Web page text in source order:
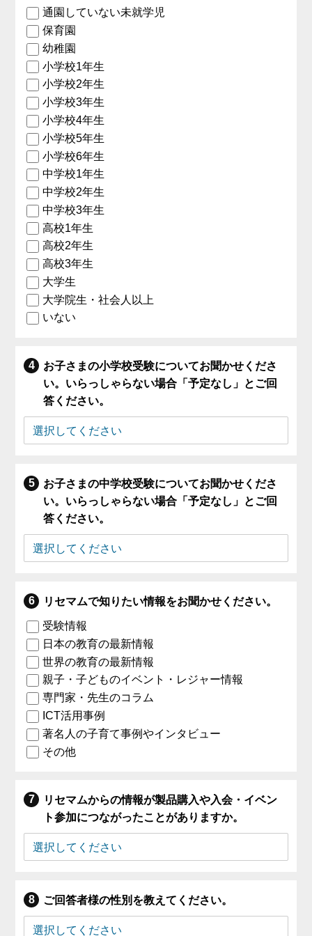
通園していない未就学児
保育園
幼稚園
小学校1年生
小学校2年生
小学校3年生
小学校4年生
小学校5年生
小学校6年生
中学校1年生
中学校2年生
中学校3年生
高校1年生
高校2年生
高校3年生
大学生
大学院生・社会人以上
いない
お子さまの小学校受験についてお聞かせくださ
い。いらっしゃらない場合「予定なし」とご回
答ください。
お子さまの中学校受験についてお聞かせくださ
い。いらっしゃらない場合「予定なし」とご回
答ください。
リセマムで知りたい情報をお聞かせください。
受験情報
日本の教育の最新情報
世界の教育の最新情報
親子・子どものイベント・レジャー情報
専門家・先生のコラム
ICT活用事例
著名人の子育て事例やインタビュー
その他
リセマムからの情報が製品購入や入会・イベン
ト参加につながったことがありますか。
ご回答者様の性別を教えてください。